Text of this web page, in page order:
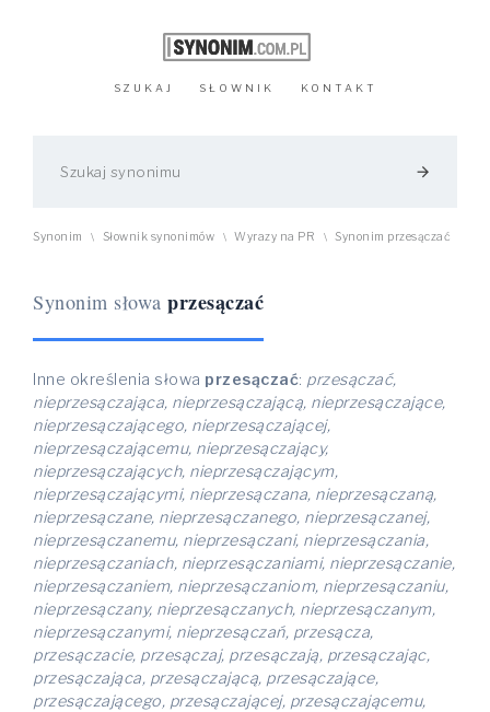
SZUKAJ SŁOWNIK KONTAKT
arrow_forward
Synonim \ Słownik synonimów \ Wyrazy na PR \ Synonim przesączać
Synonim słowa przesączać
Inne określenia słowa przesączać: przesączać,
nieprzesączająca, nieprzesączającą, nieprzesączające,
nieprzesączającego, nieprzesączającej,
nieprzesączającemu, nieprzesączający,
nieprzesączających, nieprzesączającym,
nieprzesączającymi, nieprzesączana, nieprzesączaną,
nieprzesączane, nieprzesączanego, nieprzesączanej,
nieprzesączanemu, nieprzesączani, nieprzesączania,
nieprzesączaniach, nieprzesączaniami, nieprzesączanie,
nieprzesączaniem, nieprzesączaniom, nieprzesączaniu,
nieprzesączany, nieprzesączanych, nieprzesączanym,
nieprzesączanymi, nieprzesączań, przesącza,
przesączacie, przesączaj, przesączają, przesączając,
przesączająca, przesączającą, przesączające,
przesączającego, przesączającej, przesączającemu,